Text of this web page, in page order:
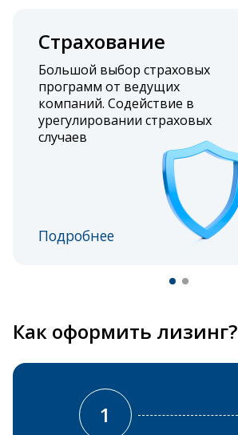
Страхование
Большой выбор страховых
программ от ведущих
компаний. Содействие в
урегулировании страховых
случаев
Подробнее
Как оформить лизинг?
1